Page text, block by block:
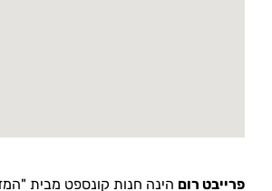
פרייבט רום הינה חנות קונספט מבית